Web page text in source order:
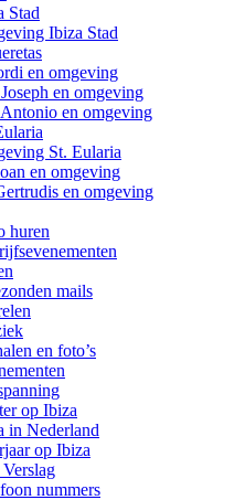
Stad
Ibiza Stad
en omgeving
en omgeving
Antonio en omgeving
St. Eularia
en omgeving
en omgeving
huren
mails
en foto’s
op Ibiza
in Nederland
op Ibiza
nummers